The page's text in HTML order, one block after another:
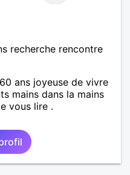
recherche rencontre
ans joyeuse de vivre
mains dans la mains
vous lire .